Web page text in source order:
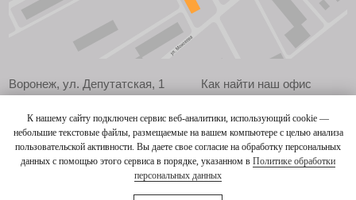
* продукты компании Meta Platforms Inc., которая запрещена на территории РФ
К нашему сайту подключен сервис веб-аналитики, использующий cookie —
небольшие текстовые файлы, размещаемые на вашем компьютере с целью анализа
пользовательской активности. Вы даете свое согласие на обработку персональных
данных с помощью этого сервиса в порядке, указанном в Политике обработки
персональных данных